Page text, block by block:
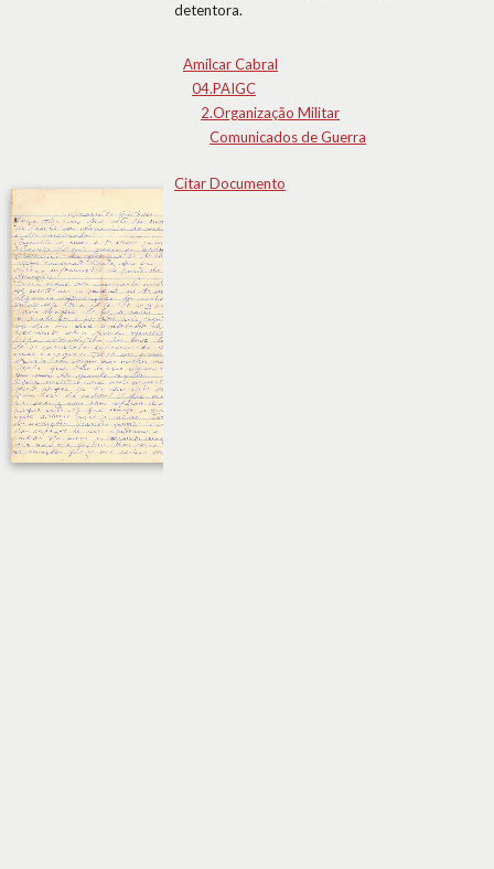
detentora.
Amílcar Cabral
04.PAIGC
2.Organização Militar
Comunicados de Guerra
Citar Documento